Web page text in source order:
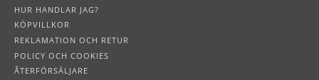
HUR HANDLAR JAG?
KÖPVILLKOR
REKLAMATION OCH RETUR
POLICY OCH COOKIES
ÅTERFÖRSÄLJARE